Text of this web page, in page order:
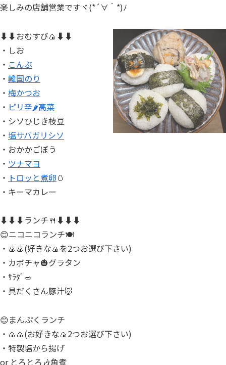
楽しみの店舗営業ですヾ(*´∀｀*)ﾉ
⬇⬇おむすび🍙⬇⬇
・しお
・ こんぶ
・ 韓国のり
・ 梅かつお
・ ピリ辛🌶高菜
・シソひじき枝豆
・ 塩サバガリシソ
・おかかごぼう
・ ツナマヨ
・ トロッと煮卵🥚
・キーマカレー
⬇⬇⬇ランチ🍴⬇⬇⬇
😊ニコニコランチ🍽
・🍙🍙(好きな🍙を2つお選び下さい)
・カボチャ🎃グラタン
・ｻﾗﾀﾞ🥗
・具だくさん豚汁🐷
😊まんぷくランチ
・🍙🍙(お好きな🍙2つお選び下さい)
・特製塩から揚げ
or とろとろ🎶角煮